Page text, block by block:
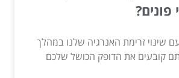
פונים?
שינוי זרימת האנרגיה שלנו במהלך
קובעים את הדופק הכושל שלכם